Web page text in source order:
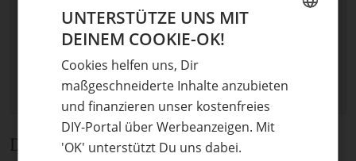
Maximale Dateigröße: 8 MB.
Bild.
Diskussion
UNTERSTÜTZE UNS MIT
DEINEM COOKIE-OK!
Cookies helfen uns, Dir
maßgeschneiderte Inhalte anzubieten
und finanzieren unser kostenfreies
DIY-Portal über Werbeanzeigen. Mit
'OK' unterstützt Du uns dabei.